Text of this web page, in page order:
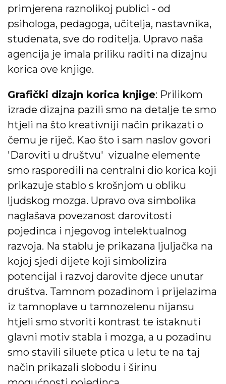
primjerena raznolikoj publici - od
psihologa, pedagoga, učitelja, nastavnika,
studenata, sve do roditelja. Upravo naša
agencija je imala priliku raditi na dizajnu
korica ove knjige.
Grafički dizajn korica knjige: Prilikom
izrade dizajna pazili smo na detalje te smo
htjeli na što kreativniji način prikazati o
čemu je riječ. Kao što i sam naslov govori
'Daroviti u društvu' vizualne elemente
smo rasporedili na centralni dio korica koji
prikazuje stablo s krošnjom u obliku
ljudskog mozga. Upravo ova simbolika
naglašava povezanost darovitosti
pojedinca i njegovog intelektualnog
razvoja. Na stablu je prikazana ljuljačka na
kojoj sjedi dijete koji simbolizira
potencijal i razvoj darovite djece unutar
društva. Tamnom pozadinom i prijelazima
iz tamnoplave u tamnozelenu nijansu
htjeli smo stvoriti kontrast te istaknuti
glavni motiv stabla i mozga, a u pozadinu
smo stavili siluete ptica u letu te na taj
način prikazali slobodu i širinu